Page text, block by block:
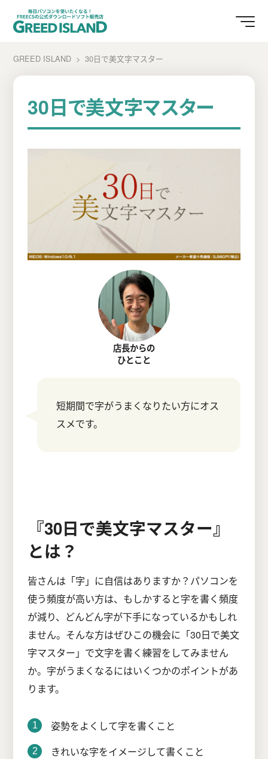
GREED ISLAND 30日で美文字マスター
30日で美文字マスター
店長からの
ひとこと
短期間で字がうまくなりたい方にオス
スメです。
『30日で美文字マスター』
とは？
皆さんは「字」に自信はありますか？パソコンを
使う頻度が高い方は、もしかすると字を書く頻度
が減り、どんどん字が下手になっているかもしれ
ません。そんな方はぜひこの機会に「30日で美文
字マスター」で文字を書く練習をしてみません
か。字がうまくなるにはいくつかのポイントがあ
ります。
姿勢をよくして字を書くこと
きれいな字をイメージして書くこと